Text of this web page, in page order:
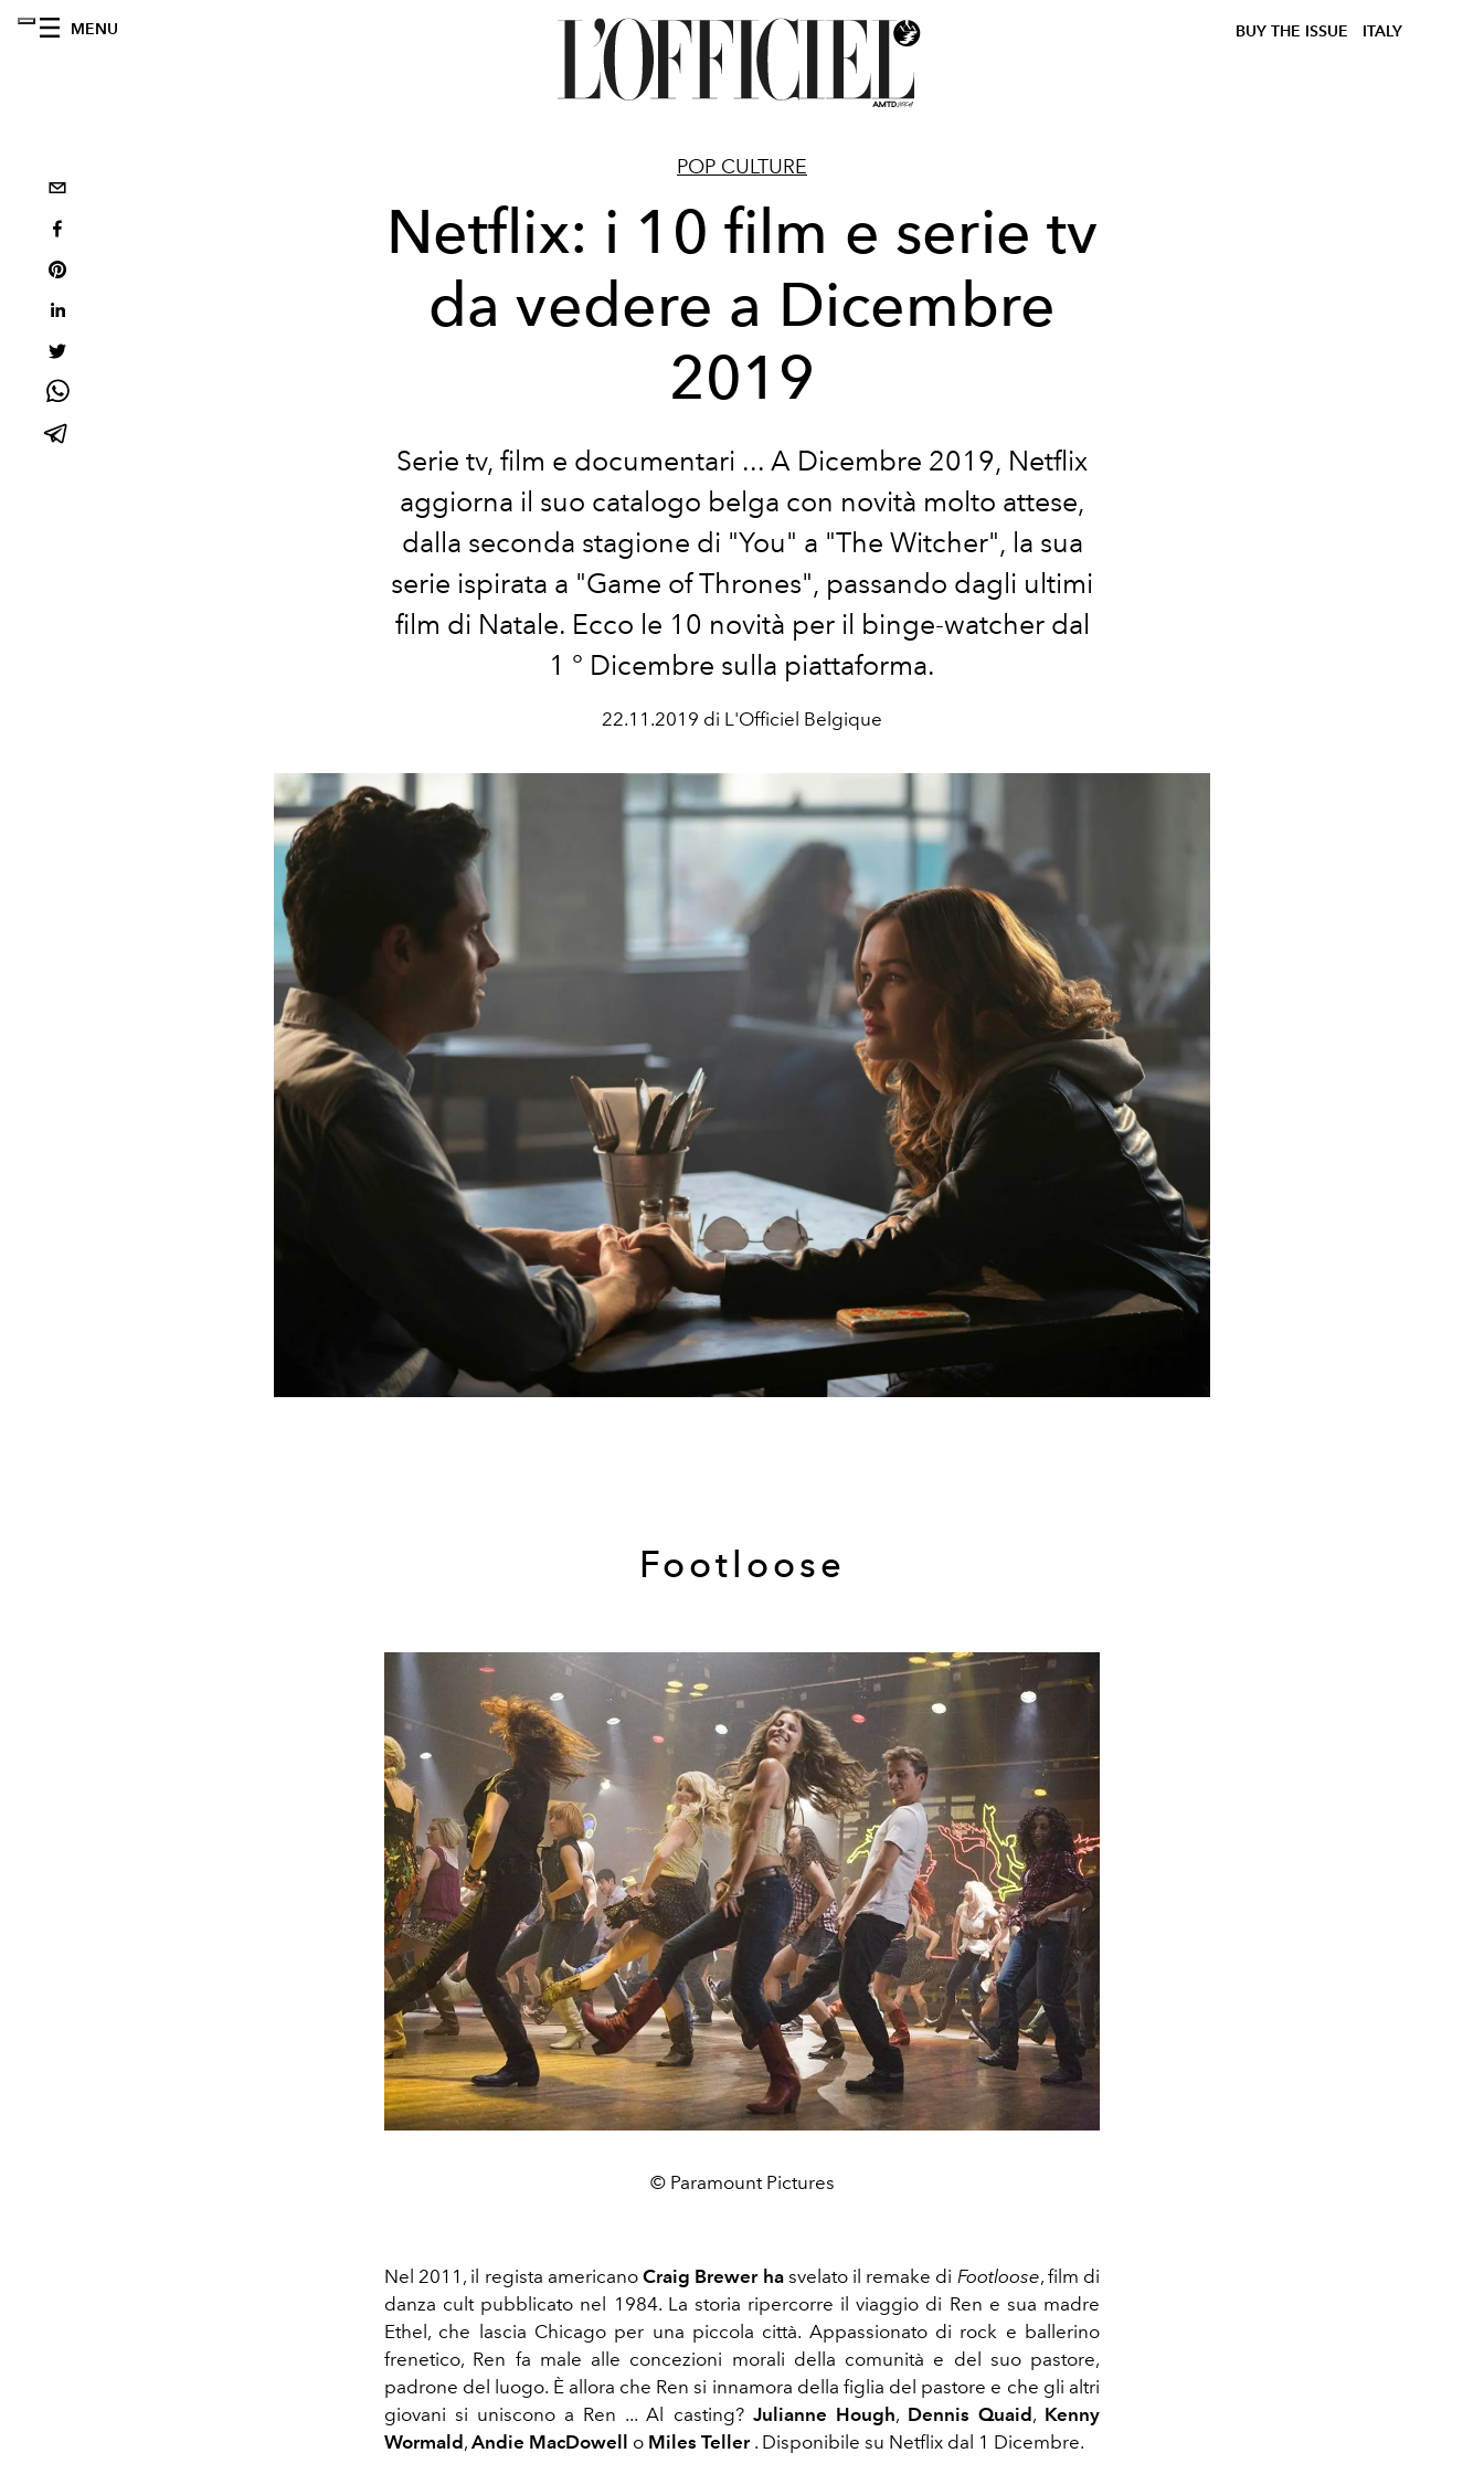
MENU BUY THE ISSUE ITALY
POP CULTURE
Netflix: i 10 film e serie tv
da vedere a Dicembre
2019
Serie tv, film e documentari ... A Dicembre 2019, Netflix
aggiorna il suo catalogo belga con novità molto attese,
dalla seconda stagione di "You" a "The Witcher", la sua
serie ispirata a "Game of Thrones", passando dagli ultimi
film di Natale. Ecco le 10 novità per il binge-watcher dal
1 ° Dicembre sulla piattaforma.
22.11.2019 di L'Officiel Belgique
Footloose
© Paramount Pictures
Nel 2011, il regista americanoCraig Brewer hasvelato il remake di Footloose, film di
danza cult pubblicato nel 1984. La storia ripercorre il viaggio di Ren e sua madre
Ethel, che lascia Chicago per una piccola città. Appassionato di rock e ballerino
frenetico, Ren fa male alle concezioni morali della comunità e del suo pastore,
padrone del luogo. È allora che Ren si innamora della figlia del pastore e che gli altri
giovani si uniscono a Ren ... Al casting? Julianne Hough, Dennis Quaid, Kenny
Wormald, Andie MacDowell o Miles Teller. Disponibile su Netflix dal 1 Dicembre.